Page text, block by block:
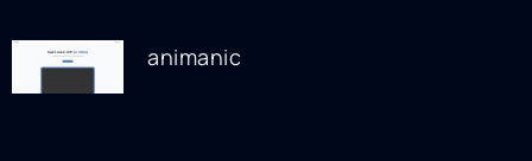
animanic